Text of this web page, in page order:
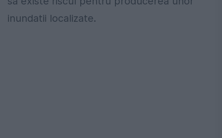
inundatii localizate.